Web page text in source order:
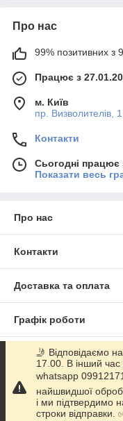
Про нас
99% позитивних з
Працює з
м. Київ
пр. Визволителів,
Контакти
Сьогодні працює
Показати весь
Про нас
Контакти
Доставка та оплата
Графік роботи
Повна версія сайту
Сайт створено на
🤳 Відповідаємо
17.00. В інший час
whatsapp
найшвидшої
і ми підтвердимо
строки